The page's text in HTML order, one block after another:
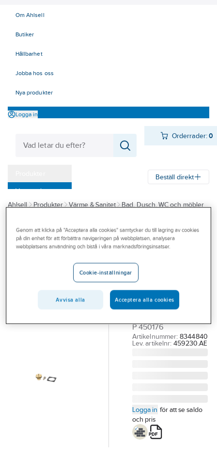
Om Ahlsell
Butiker
Hållbarhet
Jobba hos oss
Nya produkter
Logga in
Orderrader:0
Varumärken
Kampanjer
Branscher
Beställ direkt
Ahlsell Produkter Värme & Sanitet
Bad, Dusch, WC och möbler
Reservdelar blandare
Mora reservdelar övrigt
Fästdetaljer till
karpip Mora
Term, Mora
MA 459230
P 450176
Artikelnummer: 8344840
Lev. artikelnr: 459230.AE
Logga in för att se saldo
och pris
Genom att klicka på "Acceptera alla cookies" samtycker du till lagring av cookies
på din enhet för att förbättra navigeringen på webbplatsen, analysera
webbplatsens användning och bistå i våra marknadsföringsinsatser.
Cookie-inställningar
Avvisa alla Acceptera alla cookies